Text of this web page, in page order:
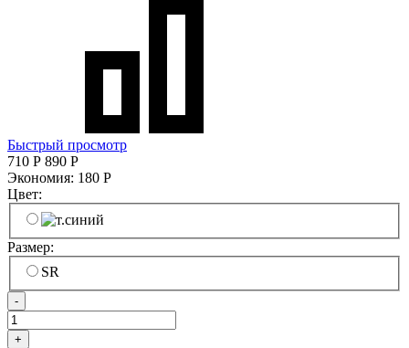
Быстрый просмотр
710 Р 890 Р
Экономия: 180 Р
Цвет:
Размер:
SR
-
+